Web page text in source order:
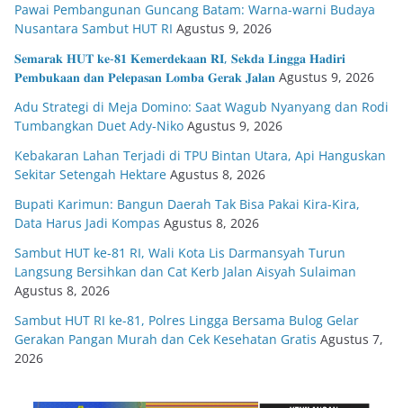
Pawai Pembangunan Guncang Batam: Warna-warni Budaya
Nusantara Sambut HUT RI Agustus 9, 2026
𝐒𝐞𝐦𝐚𝐫𝐚𝐤 𝐇𝐔𝐓 𝐤𝐞-𝟖𝟏 𝐊𝐞𝐦𝐞𝐫𝐝𝐞𝐤𝐚𝐚𝐧 𝐑𝐈, 𝐒𝐞𝐤𝐝𝐚 𝐋𝐢𝐧𝐠𝐠𝐚 𝐇𝐚𝐝𝐢𝐫𝐢
𝐏𝐞𝐦𝐛𝐮𝐤𝐚𝐚𝐧 𝐝𝐚𝐧 𝐏𝐞𝐥𝐞𝐩𝐚𝐬𝐚𝐧 𝐋𝐨𝐦𝐛𝐚 𝐆𝐞𝐫𝐚𝐤 𝐉𝐚𝐥𝐚𝐧 Agustus 9, 2026
Adu Strategi di Meja Domino: Saat Wagub Nyanyang dan Rodi
Tumbangkan Duet Ady-Niko Agustus 9, 2026
Kebakaran Lahan Terjadi di TPU Bintan Utara, Api Hanguskan
Sekitar Setengah Hektare Agustus 8, 2026
Bupati Karimun: Bangun Daerah Tak Bisa Pakai Kira-Kira,
Data Harus Jadi Kompas Agustus 8, 2026
Sambut HUT ke-81 RI, Wali Kota Lis Darmansyah Turun
Langsung Bersihkan dan Cat Kerb Jalan Aisyah Sulaiman
Agustus 8, 2026
Sambut HUT RI ke-81, Polres Lingga Bersama Bulog Gelar
Gerakan Pangan Murah dan Cek Kesehatan Gratis Agustus 7,
2026